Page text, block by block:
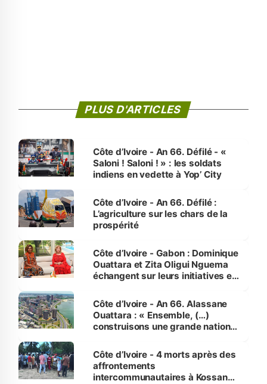
PLUS D'ARTICLES
Côte d’Ivoire - An 66. Défilé - «
Saloni ! Saloni ! » : les soldats
indiens en vedette à Yop’ City
Côte d’Ivoire - An 66. Défilé :
L’agriculture sur les chars de la
prospérité
Côte d’Ivoire - Gabon : Dominique
Ouattara et Zita Oligui Nguema
échangent sur leurs initiatives en
enfants
Côte d’Ivoire - An 66. Alassane
Ouattara : « Ensemble, (…)
construisons une grande nation
générations futures »
Côte d’Ivoire - 4 morts après des
affrontements
intercommunautaires à Kossandji